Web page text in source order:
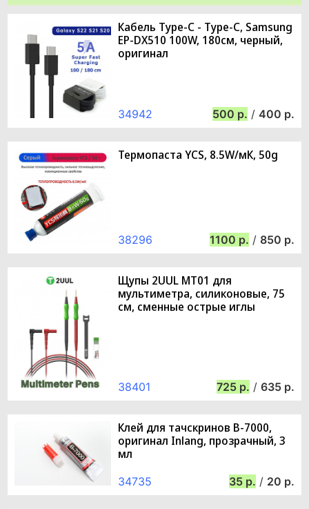
Кабель Type-C - Type-C, Samsung
EP-DX510 100W, 180см, черный,
оригинал
34942 500 / 400
Термопаста YCS, 8.5W/мК, 50g
38296 1100 / 850
Щупы 2UUL MT01 для
мультиметра, силиконовые, 75
см, сменные острые иглы
38401 725 / 635
Клей для тачскринов B-7000,
оригинал Inlang, прозрачный, 3
мл
34735 35 / 20